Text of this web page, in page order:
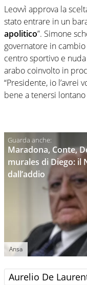
Leovvì approva la
stato entrare in un
apolitico”. Simone
governatore in
centro sportivo e
arabo coinvolto in
“Presidente, io l’avrei
bene a tenersi
Maradona, Conte,
murales di Diego: il
dall’addio
Ansa
Aurelio De